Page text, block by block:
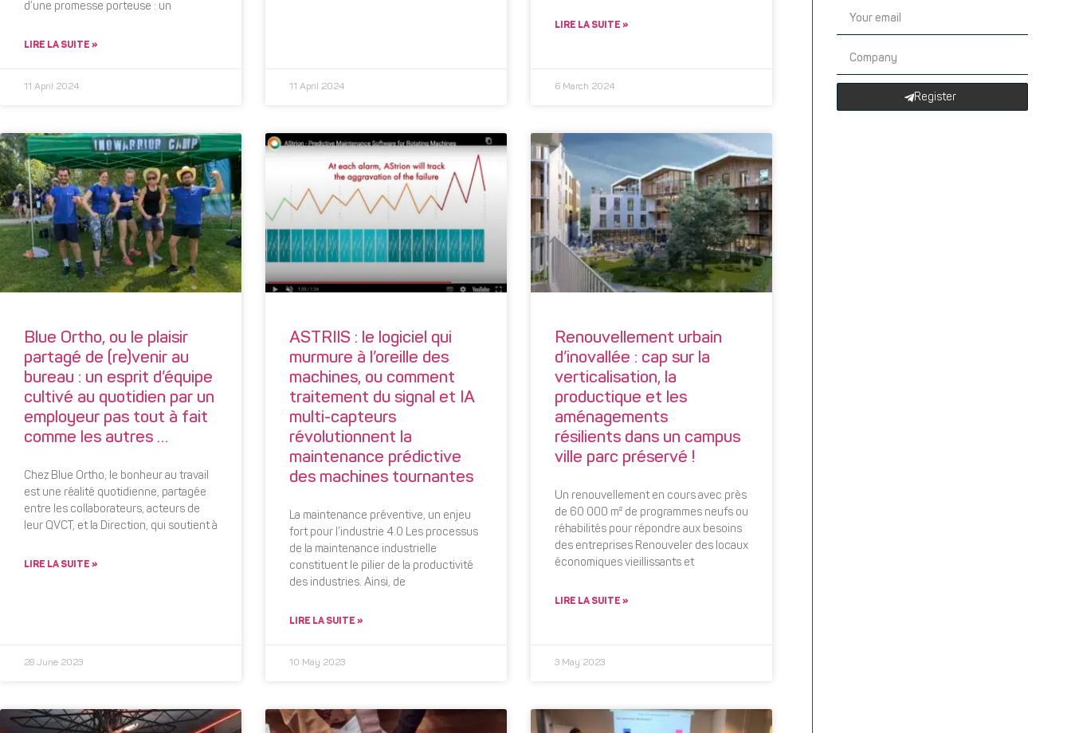
d’une promesse porteuse : un
LIRE LA SUITE »
11 April 2024 11 April 2024
LIRE LA SUITE »
6 March 2024
Blue Ortho, ou le plaisir
partagé de (re)venir au
bureau : un esprit d’équipe
cultivé au quotidien par un
employeur pas tout à fait
comme les autres …
Chez Blue Ortho, le bonheur au travail
est une réalité quotidienne, partagée
entre les collaborateurs, acteurs de
leur QVCT, et la Direction, qui soutient à
LIRE LA SUITE »
28 June 2023
ASTRIIS : le logiciel qui
murmure à l’oreille des
machines, ou comment
traitement du signal et IA
multi-capteurs
révolutionnent la
maintenance prédictive
des machines tournantes
La maintenance préventive, un enjeu
fort pour l’industrie 4.0 Les processus
de la maintenance industrielle
constituent le pilier de la productivité
des industries. Ainsi, de
LIRE LA SUITE »
10 May 2023
Renouvellement urbain
d’inovallée : cap sur la
verticalisation, la
productique et les
aménagements
résilients dans un campus
ville parc préservé !
Un renouvellement en cours avec près
de 60 000 m² de programmes neufs ou
réhabilités pour répondre aux besoins
des entreprises Renouveler des locaux
économiques vieillissants et
LIRE LA SUITE »
3 May 2023
Register